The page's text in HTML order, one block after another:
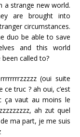
a strange new world.
are brought into
circumstances.
duo be able to save
and this world
been called to?
rrrrrrrrzzzzz (oui suite
ce truc ? ah oui, c’est
ça vaut au moins le
ah zut quel
ma part, je me suis